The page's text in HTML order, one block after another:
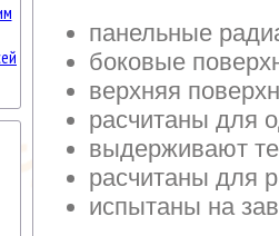
панельные
боковые
верхняя
расчитаны для
выдерживают
расчитаны для
испытаны на